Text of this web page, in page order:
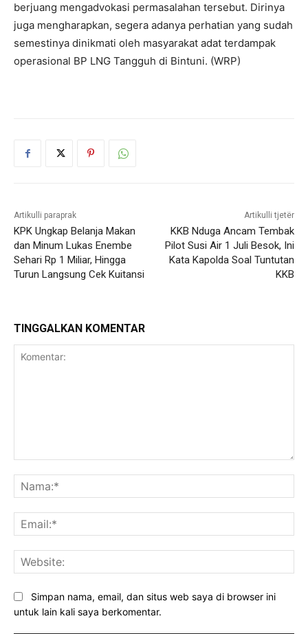
berjuang mengadvokasi permasalahan tersebut. Dirinya
juga mengharapkan, segera adanya perhatian yang sudah
semestinya dinikmati oleh masyarakat adat terdampak
operasional BP LNG Tangguh di Bintuni. (WRP)
Artikulli paraprak
KPK Ungkap Belanja Makan
dan Minum Lukas Enembe
Sehari Rp 1 Miliar, Hingga
Turun Langsung Cek Kuitansi
Artikulli tjetër
KKB Nduga Ancam Tembak
Pilot Susi Air 1 Juli Besok, Ini
Kata Kapolda Soal Tuntutan
KKB
TINGGALKAN KOMENTAR
Simpan nama, email, dan situs web saya di browser ini
untuk lain kali saya berkomentar.